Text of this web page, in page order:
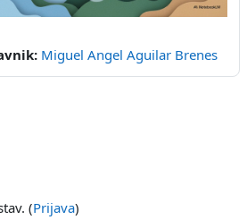
Miguel Angel Aguilar Brenes
(Prijava)